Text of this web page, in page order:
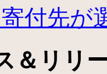
付先が
＆リリ